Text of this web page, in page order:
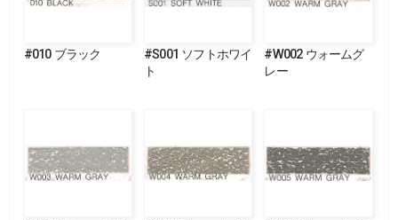
#010 ブラック
#S001 ソフトホワイ
ト
#W002 ウォームグ
レー